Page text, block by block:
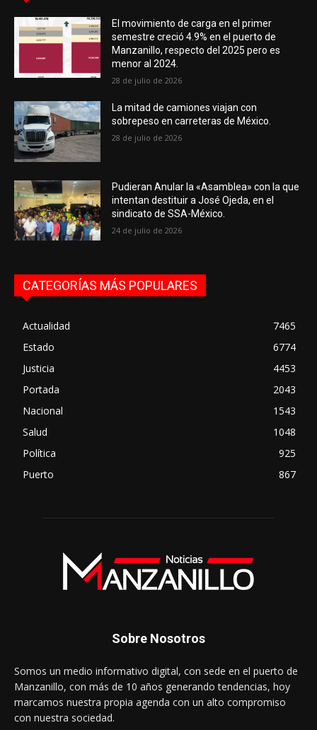
El movimiento de carga en el primer
semestre creció 4.9% en el puerto de
Manzanillo, respecto del 2025 pero es
menor al 2024.
28 de julio de 2026
La mitad de camiones viajan con
sobrepeso en carreteras de México.
28 de julio de 2026
Pudieran Anular la «Asamblea» con la que
intentan destituir a José Ojeda, en el
sindicato de SSA-México.
24 de julio de 2026
CATEGORÍAS MÁS POPULARES
Actualidad
7465
Estado
6774
Justicia
4453
Portada
2043
Nacional
1543
Salud
1048
Política
925
Puerto
867
Sobre Nosotros
Somos un medio informativo digital, con sede en el puerto de
Manzanillo, con más de 10 años generando tendencias, hoy
marcamos nuestra propia agenda con un alto compromiso
con nuestra sociedad.